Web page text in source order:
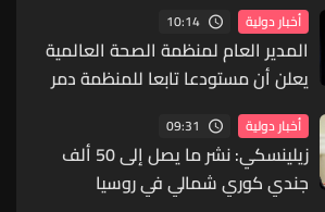
أخبار دولية 10:14
المدير العام لمنظمة الصحة العالمية
يعلن أن مستودعا تابعا للمنظمة دمر
في أوكرانيا
أخبار دولية 09:31
زيلينسكي: نشر ما يصل إلى 50 ألف
جندي كوري شمالي في روسيا